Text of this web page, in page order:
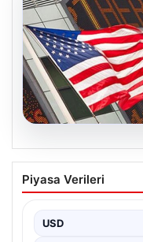
05.08.2026
FED faiz
Nisan ayı faiz
Piyasa Verileri
USD